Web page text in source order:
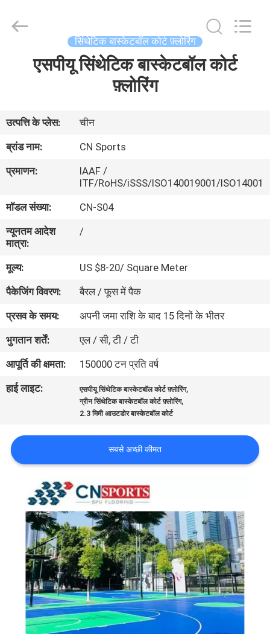
हमारे
बारे
कारखाना
भ्रमण
गुणवत्ता
नियंत्रण
संपर्क
करें
का
अनुरोध
साइटमैप
PRIVACY
POLICY
Materials
सिंथेटिक बास्केटबॉल कोर्ट फ़्लोरिंग
एसपीयू सिंथेटिक बास्केटबॉल कोर्ट
फ़्लोरिंग
उत्पत्ति के प्लेस:
चीन
ब्रांड नाम:
CN Sports
प्रमाणन:
IAAF /
ITF/RoHS/iSSS/ISO140019001/ISO14001
मॉडल संख्या:
CN-S04
न्यूनतम आदेश
मात्रा:
/
मूल्य:
US $8-20/ Square Meter
पैकेजिंग विवरण:
बैरल / फूस में पैक
प्रसव के समय:
अपनी जमा राशि के बाद 15 दिनों के भीतर
भुगतान शर्तें:
एल / सी, टी / टी
आपूर्ति की क्षमता:
150000 टन प्रति वर्ष
हाई लाइट:
एसपीयू सिंथेटिक बास्केटबॉल कोर्ट फ़्लोरिंग,
ग्रीन सिंथेटिक बास्केटबॉल कोर्ट फ़्लोरिंग,
2.3 मिमी आउटडोर बास्केटबॉल कोर्ट
सबसे अच्छी कीमत